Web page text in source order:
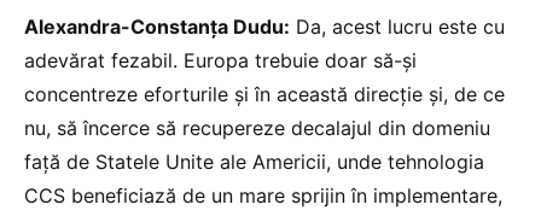
Alexandra-Constanța Dudu: Da, acest lucru este cu
adevărat fezabil. Europa trebuie doar să-și
concentreze eforturile și în această direcție și, de ce
nu, să încerce să recupereze decalajul din domeniu
față de Statele Unite ale Americii, unde tehnologia
CCS beneficiază de un mare sprijin în implementare,